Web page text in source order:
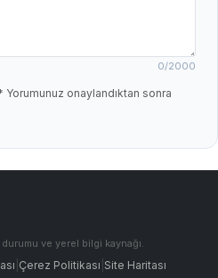
0/2000
Yorumunuz onaylandıktan sonra
ve yerel bilgi kaynağı.
Çerez Politikası Site Haritası